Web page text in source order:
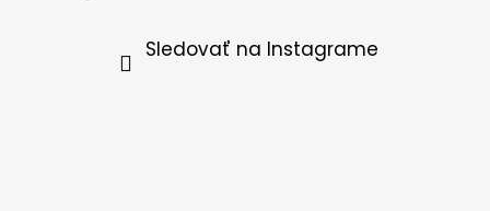
Sledovať na Instagrame